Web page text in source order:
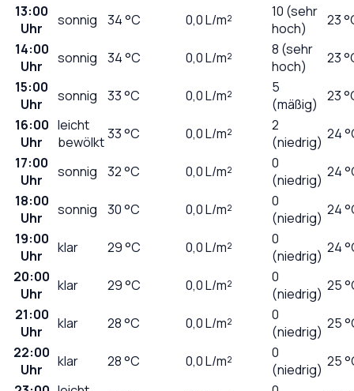
13:00
Uhr
sonnig 34°C 0,0L/m²
10 (sehr
hoch)
23
14:00
Uhr
sonnig 34°C 0,0L/m²
8 (sehr
hoch)
23
15:00
Uhr
sonnig 33°C 0,0L/m²
5
(mäßig)
23
16:00
Uhr
leicht
bewölkt33°C 0,0L/m²
2
(niedrig) 24
17:00
Uhr
sonnig 32°C 0,0L/m²
0
(niedrig) 24
18:00
Uhr
sonnig 30°C 0,0L/m²
0
(niedrig) 24
19:00
Uhr
klar 29°C 0,0L/m²
0
(niedrig) 24
20:00
Uhr
klar 29°C 0,0L/m²
0
(niedrig) 25
21:00
Uhr
klar 28°C 0,0L/m²
0
(niedrig) 25
22:00
Uhr
klar 28°C 0,0L/m²
0
(niedrig) 25